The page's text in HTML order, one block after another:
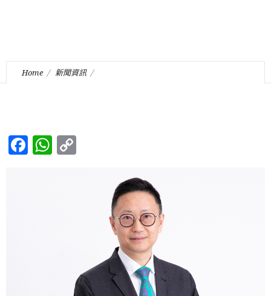
Home 新聞資訊
Facebook
WhatsApp